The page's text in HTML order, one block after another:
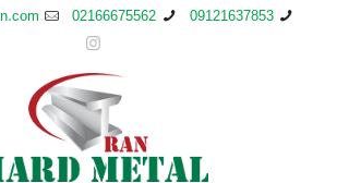
09121637853
02166675562